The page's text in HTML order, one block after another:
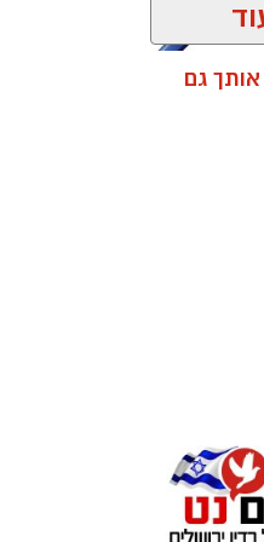
בבית המשפט.
והטיפול המיידי של
כל דקה שעוברת הינה
האירוע ללא
מספרת אימו. "זה
והוא שיחק בו עד
שילווה את כלל
אותך גם
פסגת זאב במהלך